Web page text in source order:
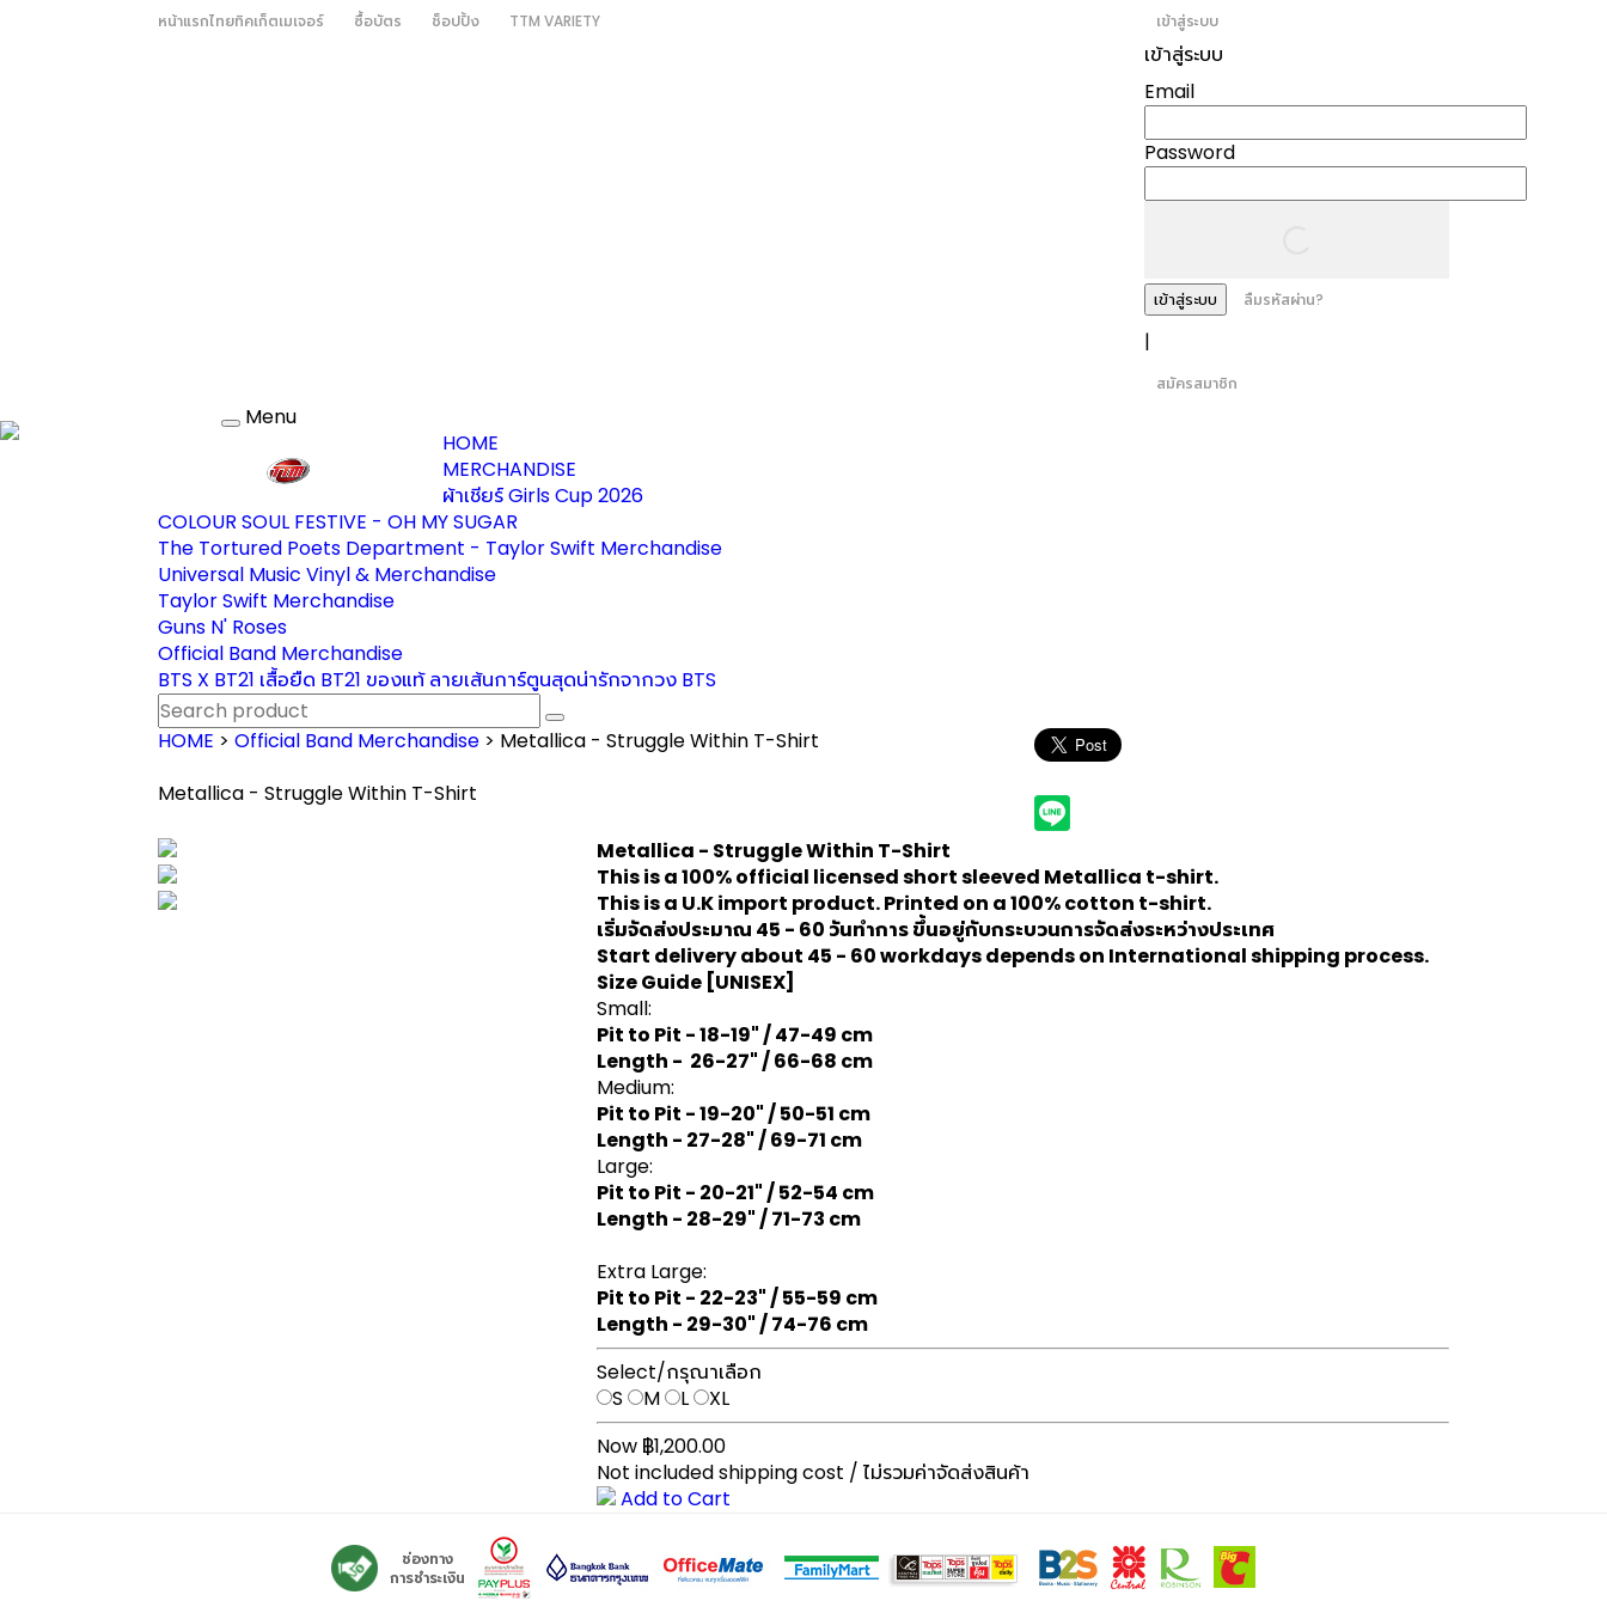
หน้าแรกไทยทิคเก็ตเมเจอร์ ซื้อบัตร ช็อปปิ้ง TTM VARIETY เข้าสู่ระบบ
เข้าสู่ระบบ
Email
Password
เข้าสู่ระบบ ลืมรหัสผ่าน?
|
สมัครสมาชิก
Toggle
Menu
HOME
MERCHANDISE
ผ้าเชียร์ Girls Cup 2026
COLOUR SOUL FESTIVE - OH MY SUGAR
The Tortured Poets Department - Taylor Swift Merchandise
Universal Music Vinyl & Merchandise
Taylor Swift Merchandise
Guns N' Roses
Official Band Merchandise
BTS X BT21 เสื้อยืด BT21 ของแท้ ลายเส้นการ์ตูนสุดน่ารักจากวง BTS
HOME > Official Band Merchandise > Metallica - Struggle Within T-Shirt
Metallica - Struggle Within T-Shirt
Metallica - Struggle Within T-Shirt
This is a 100% official licensed short sleeved Metallica t-shirt.
This is a U.K import product. Printed on a 100% cotton t-shirt.
เริ่มจัดส่งประมาณ 45 - 60 วันทำการ ขึ้นอยู่กับกระบวนการจัดส่งระหว่างประเทศ
Start delivery about 45 - 60 workdays depends on International shipping process.
Size Guide[UNISEX]
Small:
Pit to Pit - 18-19" / 47-49 cm
Length - 26-27" / 66-68 cm
Medium:
Pit to Pit - 19-20" / 50-51 cm
Length - 27-28" / 69-71 cm
Large:
Pit to Pit - 20-21" / 52-54 cm
Length - 28-29" / 71-73 cm
Extra Large:
Pit to Pit - 22-23" / 55-59 cm
Length - 29-30" / 74-76 cm
Select/กรุณาเลือก
S
M L
XL
Now ฿1,200.00
Not included shipping cost / ไม่รวมค่าจัดส่งสินค้า
Add to Cart
ช่องทาง
การชำระเงิน